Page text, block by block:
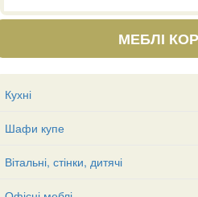
МЕБЛІ
Кухні
Шафи купе
Вітальні, стінки, дитячі